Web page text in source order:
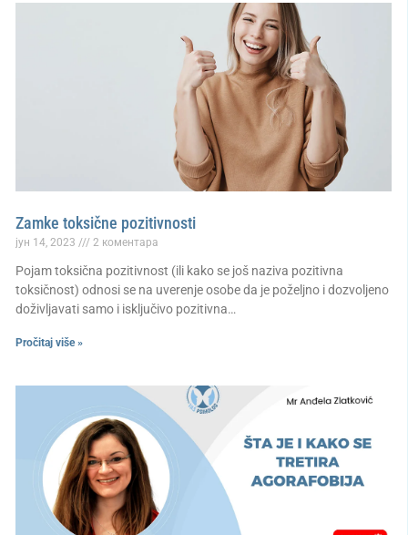
Zamke toksične pozitivnosti
јун 14, 2023 2 коментара
Pojam toksična pozitivnost (ili kako se još naziva pozitivna
toksičnost) odnosi se na uverenje osobe da je poželjno i dozvoljeno
doživljavati samo i isključivo pozitivna…
Pročitaj više »